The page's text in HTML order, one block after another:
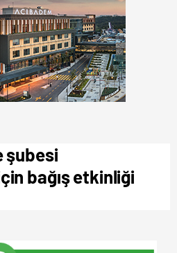
şubesi
bağış etkinliği